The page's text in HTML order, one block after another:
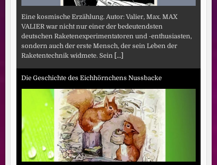
Eine kosmische Erzählung. Autor: Valier, Max. MAX
VALIER war nicht nur einer der bedeutendsten
deutschen Raketenexperimentatoren und -enthusiasten,
sondern auch der erste Mensch, der sein Leben der
Raketentechnik widmete. Sein [...]
Die Geschichte des Eichhörnchens Nussbacke